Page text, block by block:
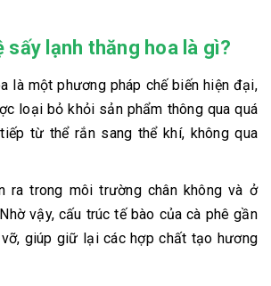
sấy lạnh thăng hoa là gì?
là một phương pháp chế biến hiện đại,
loại bỏ khỏi sản phẩm thông qua quá
từ thể rắn sang thể khí, không qua
ra trong môi trường chân không và ở
vậy, cấu trúc tế bào của cà phê gần
giúp giữ lại các hợp chất tạo hương